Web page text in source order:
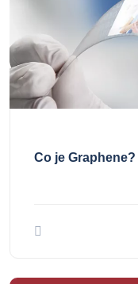
Co je Graphene?